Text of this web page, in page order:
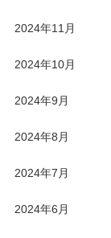
2024年11月
2024年10月
2024年9月
2024年8月
2024年7月
2024年6月